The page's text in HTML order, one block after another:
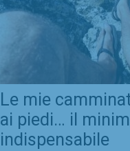
Le mie
ai piedi… il
indispensabile